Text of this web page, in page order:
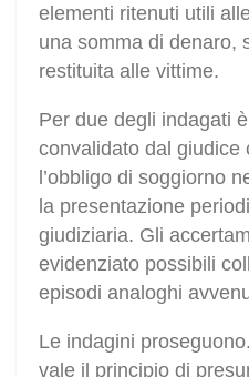
elementi ritenuti utili
una somma di denaro,
restituita alle vittime.
Per due degli indagati
convalidato dal giudice
l’obbligo di soggiorno
la presentazione
giudiziaria. Gli
evidenziato possibili
episodi analoghi
Le indagini
vale il principio di